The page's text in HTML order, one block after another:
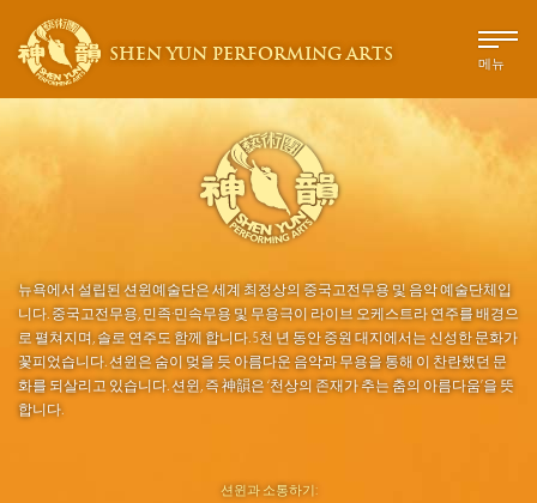
SHEN YUN PERFORMING ARTS 메뉴
뉴욕에서 설립된 션윈예술단은 세계 최정상의 중국고전무용 및 음악 예술단체입
니다. 중국고전무용, 민족·민속무용 및 무용극이 라이브 오케스트라 연주를 배경으
로 펼쳐지며, 솔로 연주도 함께 합니다. 5천 년 동안 중원 대지에서는 신성한 문화가
꽃피었습니다. 션윈은 숨이 멎을 듯 아름다운 음악과 무용을 통해 이 찬란했던 문
화를 되살리고 있습니다. 션윈, 즉 神韻은 ‘천상의 존재가 추는 춤의 아름다움’을 뜻
합니다.
션윈과 소통하기: